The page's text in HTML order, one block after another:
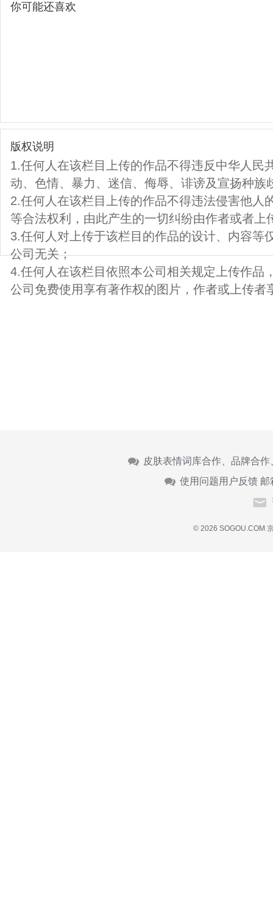
你可能还喜欢
版权说明
1.任何人在该栏目上传的作品不得违反中华人民
动、色情、暴力、迷信、侮辱、诽谤及宣扬种族
2.任何人在该栏目上传的作品不得违法侵害他人
等合法权利，由此产生的一切纠纷由作者或者上
3.任何人对上传于该栏目的作品的设计、内容等
公司无关；
4.任何人在该栏目依照本公司相关规定上传作品
公司免费使用享有著作权的图片，作者或上传者
皮肤表情词库合作、品牌合
使用问题用户反馈 邮
© 2026 SOGOU.COM